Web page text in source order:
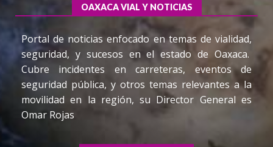
OAXACA VIAL Y NOTICIAS
Portal de noticias enfocado en temas de vialidad,
seguridad, y sucesos en el estado de Oaxaca.
Cubre incidentes en carreteras, eventos de
seguridad pública, y otros temas relevantes a la
movilidad en la región, su Director General es
Omar Rojas